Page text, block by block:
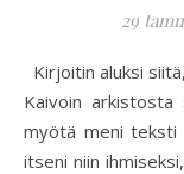
29
Kirjoitin aluksi siitä, miten ärsyttää tämä jatkuva lumentulo.
Kaivoin arkistosta
myötä meni teksti
itseni niin